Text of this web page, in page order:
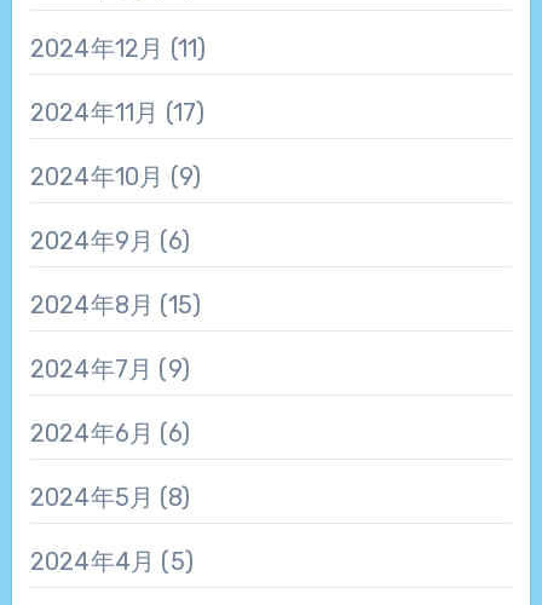
2024年12月 (11)
2024年11月 (17)
2024年10月 (9)
2024年9月 (6)
2024年8月 (15)
2024年7月 (9)
2024年6月 (6)
2024年5月 (8)
2024年4月 (5)